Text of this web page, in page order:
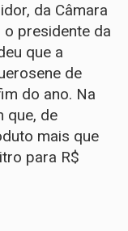
da Câmara
presidente da
que a
de
do ano. Na
que, de
mais que
para R$